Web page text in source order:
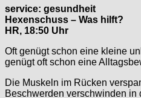
service: gesundheit
Hexenschuss – Was hilft?
HR, 18:50 Uhr
Oft genügt schon eine kleine
genügt oft schon eine
Die Muskeln im Rücken
Beschwerden verschwinden in